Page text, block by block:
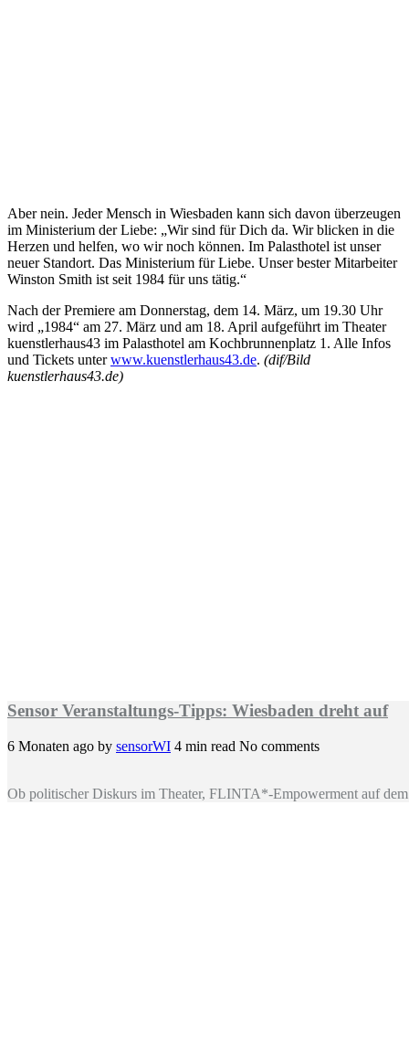
Aber nein. Jeder Mensch in Wiesbaden kann sich davon überzeugen
im Ministerium der Liebe: „Wir sind für Dich da. Wir blicken in die
Herzen und helfen, wo wir noch können. Im Palasthotel ist unser
neuer Standort. Das Ministerium für Liebe. Unser bester Mitarbeiter
Winston Smith ist seit 1984 für uns tätig.“
Nach der Premiere am Donnerstag, dem 14. März, um 19.30 Uhr
wird „1984“ am 27. März und am 18. April aufgeführt im Theater
kuenstlerhaus43 im Palasthotel am Kochbrunnenplatz 1. Alle Infos
und Tickets unterwww.kuenstlerhaus43.de. (dif/Bild
kuenstlerhaus43.de)
Sensor Veranstaltungs-Tipps: Wiesbaden dreht auf
6 Monaten ago by sensorWI 4 min read No comments
Ob politischer Diskurs im Theater, FLINTA*-Empowerment auf